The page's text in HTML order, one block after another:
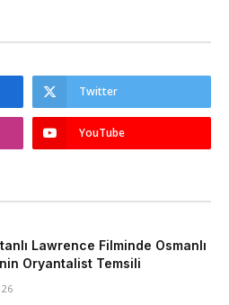
Twitter
YouTube
Lawrence Filminde Osmanlı
Oryantalist Temsili